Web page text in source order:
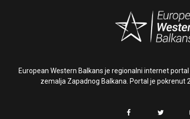
European Western Balkans je regionalni internet
zemalja Zapadnog Balkana. Portal je pokrenut